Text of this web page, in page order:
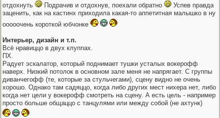
отдохнуть
Подрачив и отдохнув, поехали обратно
Успев правда
заценить, как на кастинх приходила какая-то аппетитная малышко в ну
ооооочень короткой юбчонке
Интерьер, дизайн и т.п.
Всё нравиццо в двух клуппах.
ПХ.
Радует эскалатор, который поднимает тушки усталых вокерофф
наверх. Низкий потолок в основном зале меня не напрягает. С группы
диванчегофф (те, которые за стульчегами), сцену видно не очень
хорошо. Однако там садяццо, когда либо других мест нихера нет, либо
когда нет цели у вокерофф смотреть на сцену. А есть цель - например
просто больше общаццо с танцулями или между собой (не ахтунк)